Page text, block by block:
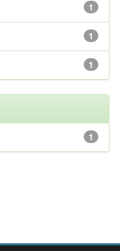
1
1
1
1